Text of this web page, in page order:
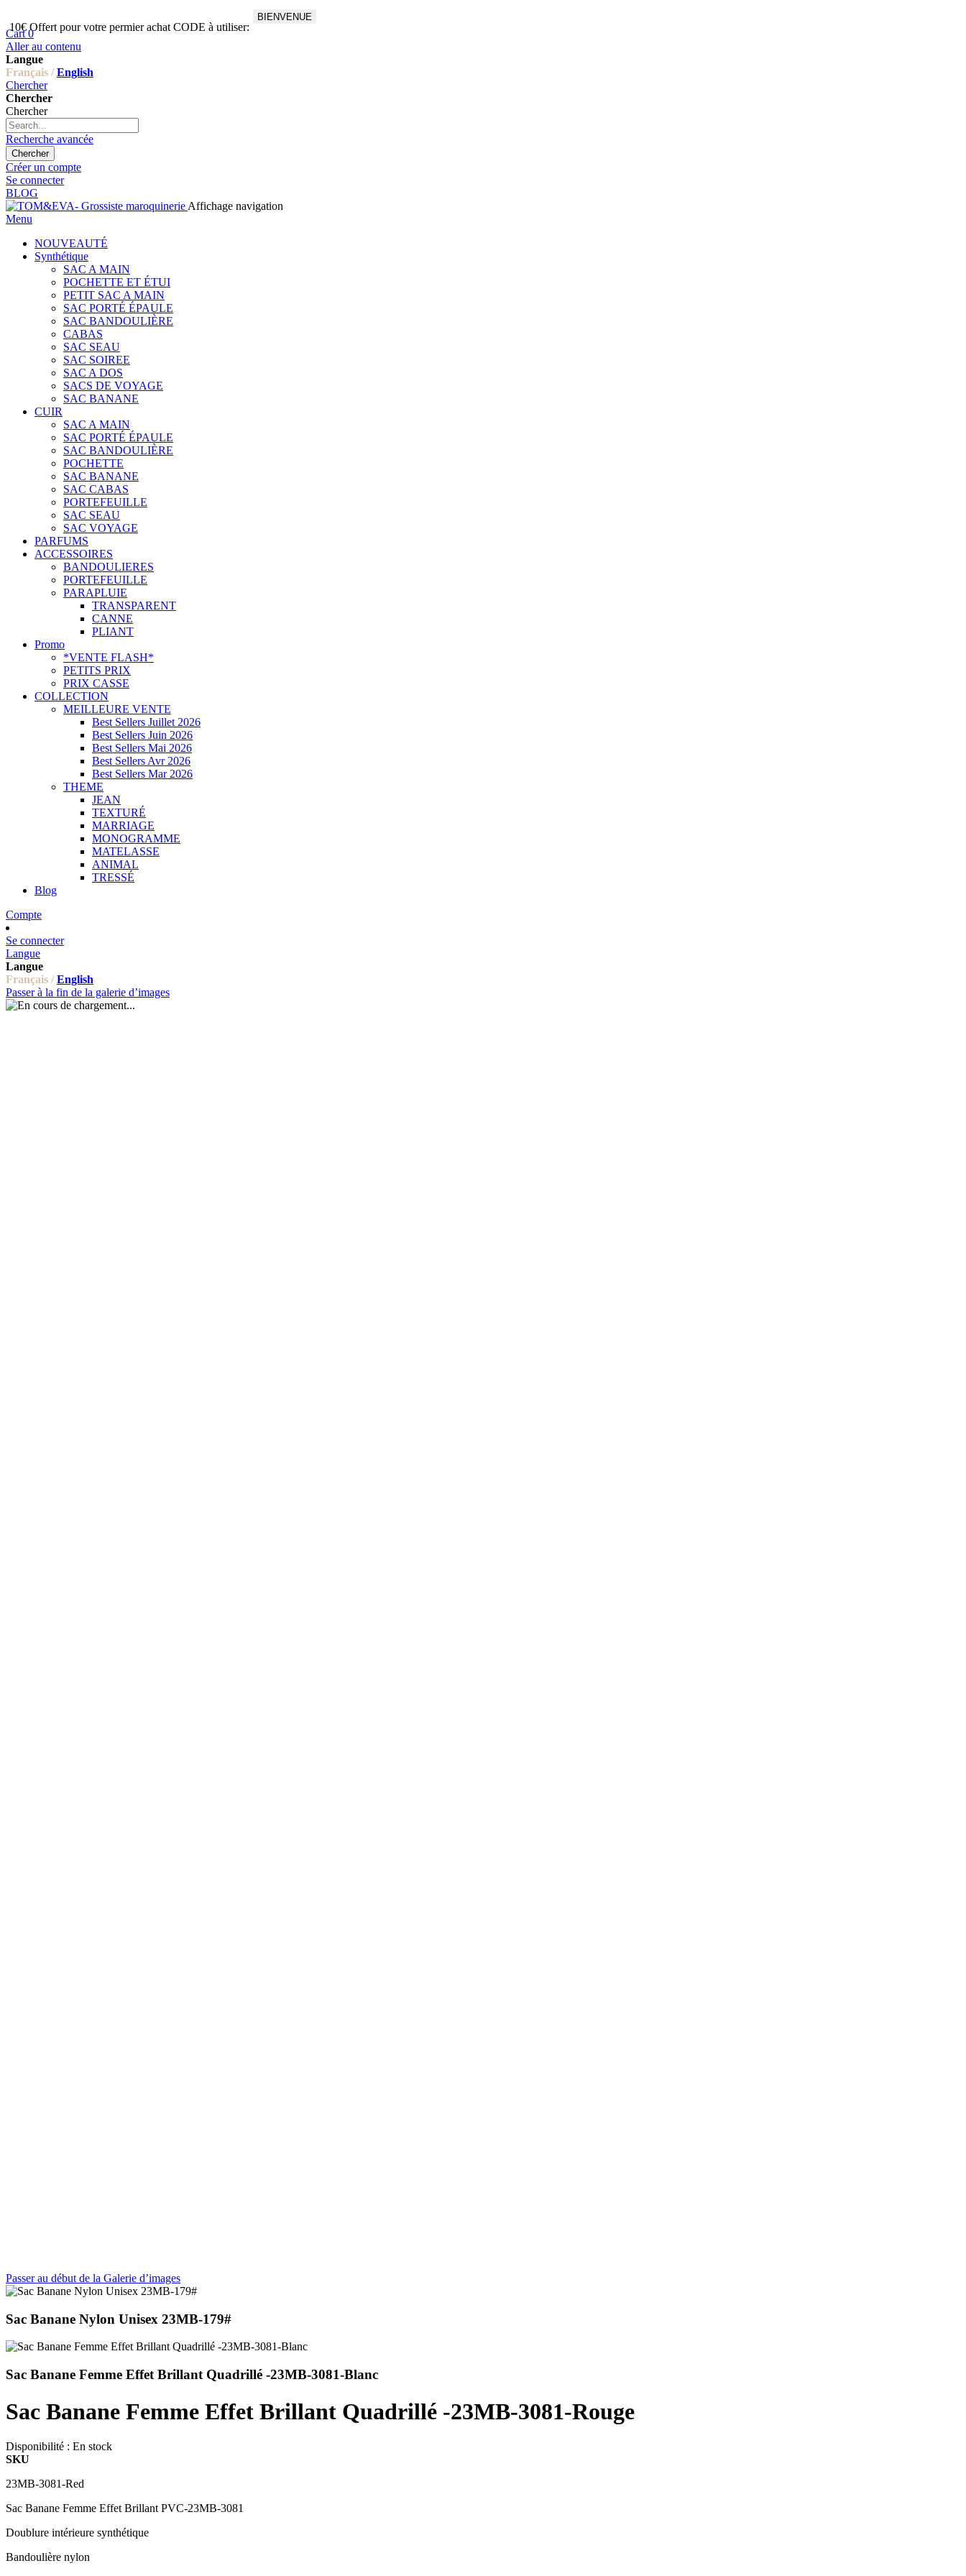
10€ Offert pour votre permier achat CODE à utiliser:
BIENVENUE
Cart 0
Aller au contenu
Langue
Français / English
Chercher
Chercher
Chercher
Recherche avancée
Chercher
Créer un compte
Se connecter
BLOG
Affichage navigation
Menu
NOUVEAUTÉ
Synthétique
SAC A MAIN
POCHETTE ET ÉTUI
PETIT SAC A MAIN
SAC PORTÉ ÉPAULE
SAC BANDOULIÈRE
CABAS
SAC SEAU
SAC SOIREE
SAC A DOS
SACS DE VOYAGE
SAC BANANE
CUIR
SAC A MAIN
SAC PORTÉ ÉPAULE
SAC BANDOULIÈRE
POCHETTE
SAC BANANE
SAC CABAS
PORTEFEUILLE
SAC SEAU
SAC VOYAGE
PARFUMS
ACCESSOIRES
BANDOULIERES
PORTEFEUILLE
PARAPLUIE
TRANSPARENT
CANNE
PLIANT
Promo
*VENTE FLASH*
PETITS PRIX
PRIX CASSE
COLLECTION
MEILLEURE VENTE
Best Sellers Juillet 2026
Best Sellers Juin 2026
Best Sellers Mai 2026
Best Sellers Avr 2026
Best Sellers Mar 2026
THEME
JEAN
TEXTURÉ
MARRIAGE
MONOGRAMME
MATELASSE
ANIMAL
TRESSÉ
Blog
Compte
Se connecter
Langue
Langue
Français / English
Passer à la fin de la galerie d’images
Passer au début de la Galerie d’images
Sac Banane Nylon Unisex 23MB-179#
Sac Banane Femme Effet Brillant Quadrillé -23MB-3081-Blanc
Sac Banane Femme Effet Brillant Quadrillé -23MB-3081-Rouge
Disponibilité : En stock
SKU
23MB-3081-Red
Sac Banane Femme Effet Brillant PVC-23MB-3081
Doublure intérieure synthétique
Bandoulière nylon